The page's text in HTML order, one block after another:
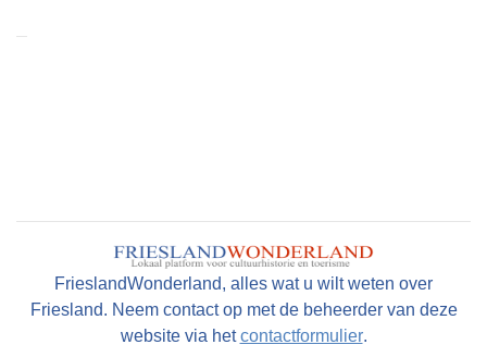
FrieslandWonderland, alles wat u wilt weten over
Friesland. Neem contact op met de beheerder van deze
website via hetcontactformulier.